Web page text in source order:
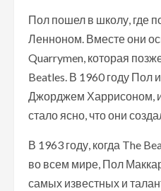
Пол пошел в школу, где
Ленноном. Вместе они
Quarrymen, которая
Beatles. В 1960 году Пол
Джорджем Харрисоном, и
стало ясно, что они
В 1963 году, когда The
во всем мире, Пол
самых известных и